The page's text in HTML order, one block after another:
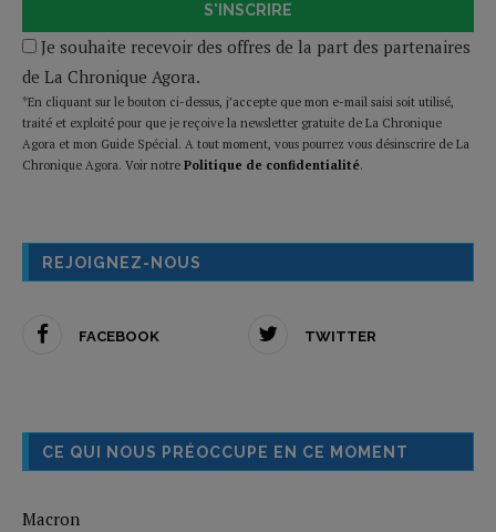
S'INSCRIRE
Je souhaite recevoir des offres de la part des partenaires
de La Chronique Agora.
*En cliquant sur le bouton ci-dessus, j’accepte que mon e-mail saisi soit utilisé,
traité et exploité pour que je reçoive la newsletter gratuite de La Chronique
Agora et mon Guide Spécial. A tout moment, vous pourrez vous désinscrire de La
Chronique Agora. Voir notre Politique de confidentialité.
REJOIGNEZ-NOUS
FACEBOOK TWITTER
CE QUI NOUS PRÉOCCUPE EN CE MOMENT
Macron